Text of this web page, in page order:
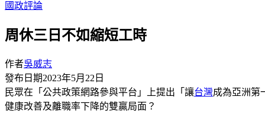
國政評論
周休三日不如縮短工時
作者吳威志
發布日期2023年5月22日
民眾在「公共政策網路參與平台」上提出「讓台灣成為亞洲第
健康改善及離職率下降的雙贏局面？